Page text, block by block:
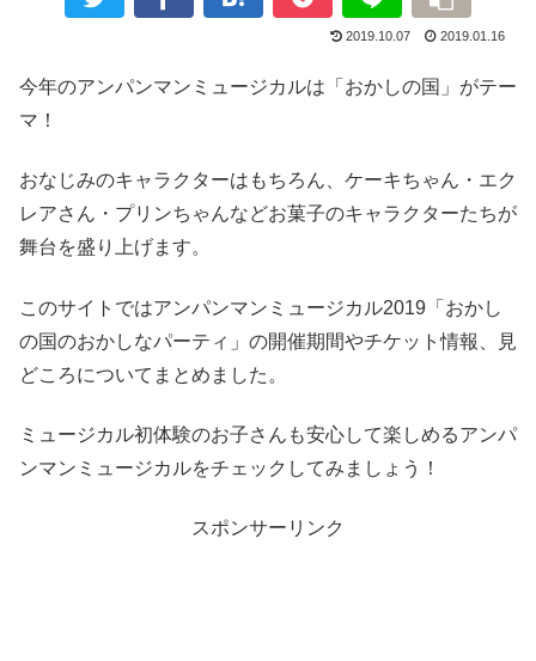
2019.10.07 2019.01.16
今年のアンパンマンミュージカルは「おかしの国」がテー
マ！
おなじみのキャラクターはもちろん、ケーキちゃん・エク
レアさん・プリンちゃんなどお菓子のキャラクターたちが
舞台を盛り上げます。
このサイトではアンパンマンミュージカル2019「おかし
の国のおかしなパーティ」の開催期間やチケット情報、見
どころについてまとめました。
ミュージカル初体験のお子さんも安心して楽しめるアンパ
ンマンミュージカルをチェックしてみましょう！
スポンサーリンク